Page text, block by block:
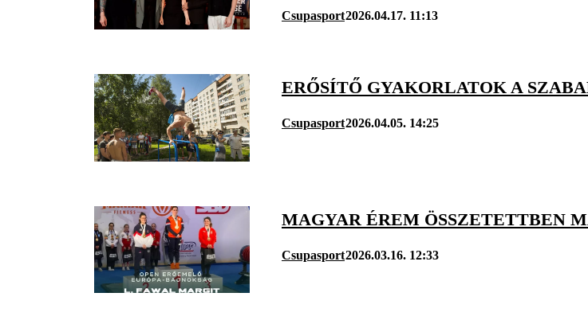
Csupasport2026.04.17. 11:13
ERŐSÍTŐ GYAKORLATOK A
Csupasport2026.04.05. 14:25
MAGYAR ÉREM ÖSSZETETTBEN
Csupasport2026.03.16. 12:33